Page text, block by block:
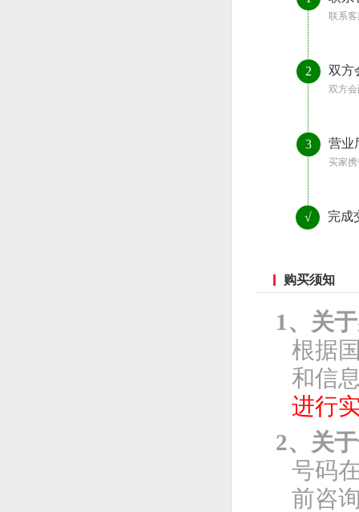
联系
2 双方
双方
3 营业
买家
√ 完成
购买须知
1、关
根据
和信
进行
2、关
号码
前咨